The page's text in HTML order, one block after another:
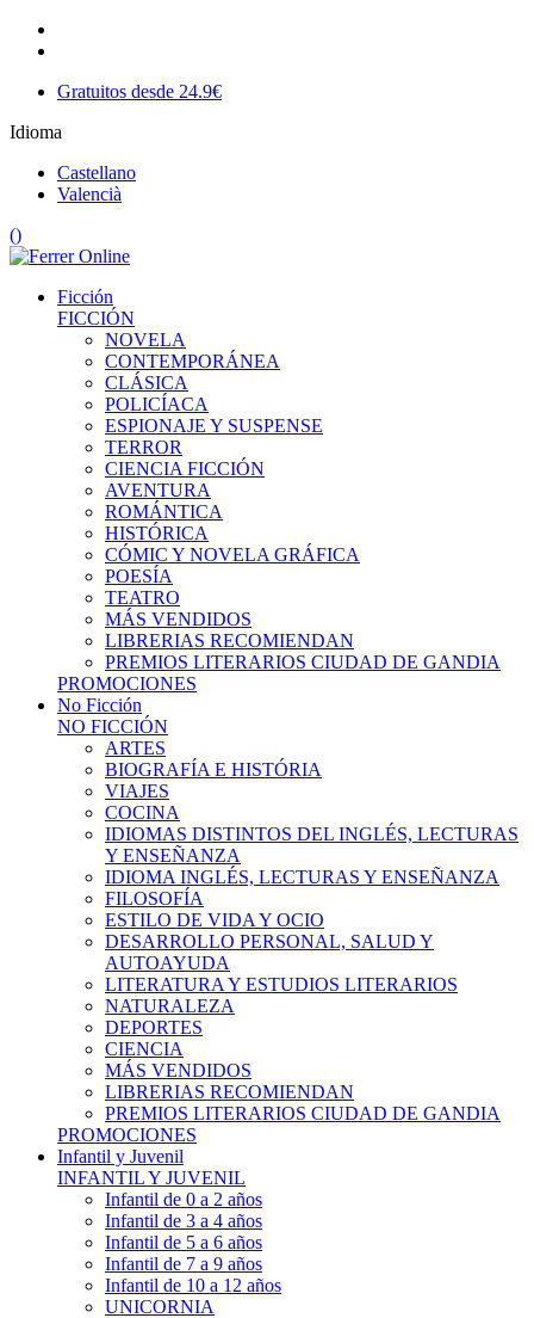
Gratuitos desde 24.9€
Idioma
Castellano
Valencià
()
Ficción
FICCIÓN
NOVELA
CONTEMPORÁNEA
CLÁSICA
POLICÍACA
ESPIONAJE Y SUSPENSE
TERROR
CIENCIA FICCIÓN
AVENTURA
ROMÁNTICA
HISTÓRICA
CÓMIC Y NOVELA GRÁFICA
POESÍA
TEATRO
MÁS VENDIDOS
LIBRERIAS RECOMIENDAN
PREMIOS LITERARIOS CIUDAD DE GANDIA
PROMOCIONES
No Ficción
NO FICCIÓN
ARTES
BIOGRAFÍA E HISTÓRIA
VIAJES
COCINA
IDIOMAS DISTINTOS DEL INGLÉS, LECTURAS
Y ENSEÑANZA
IDIOMA INGLÉS, LECTURAS Y ENSEÑANZA
FILOSOFÍA
ESTILO DE VIDA Y OCIO
DESARROLLO PERSONAL, SALUD Y
AUTOAYUDA
LITERATURA Y ESTUDIOS LITERARIOS
NATURALEZA
DEPORTES
CIENCIA
MÁS VENDIDOS
LIBRERIAS RECOMIENDAN
PREMIOS LITERARIOS CIUDAD DE GANDIA
PROMOCIONES
Infantil y Juvenil
INFANTIL Y JUVENIL
Infantil de 0 a 2 años
Infantil de 3 a 4 años
Infantil de 5 a 6 años
Infantil de 7 a 9 años
Infantil de 10 a 12 años
UNICORNIA